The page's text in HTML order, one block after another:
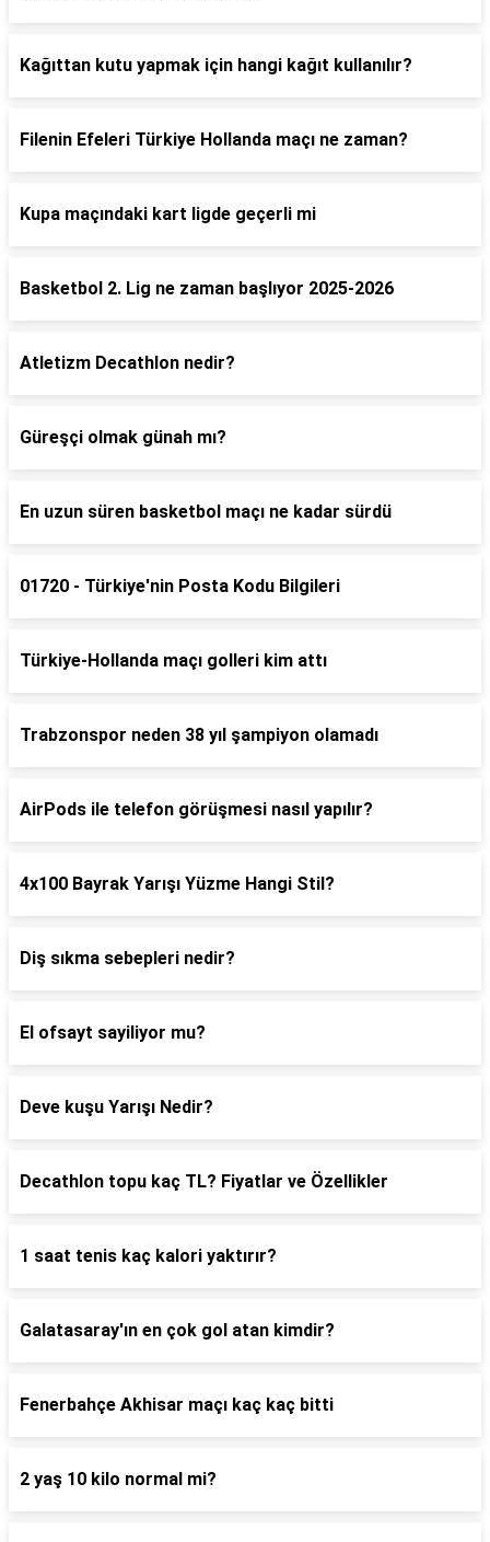
Kağıttan kutu yapmak için hangi kağıt kullanılır?
Filenin Efeleri Türkiye Hollanda maçı ne zaman?
Kupa maçındaki kart ligde geçerli mi
Basketbol 2. Lig ne zaman başlıyor 2025-2026
Atletizm Decathlon nedir?
Güreşçi olmak günah mı?
En uzun süren basketbol maçı ne kadar sürdü
01720 - Türkiye'nin Posta Kodu Bilgileri
Türkiye-Hollanda maçı golleri kim attı
Trabzonspor neden 38 yıl şampiyon olamadı
AirPods ile telefon görüşmesi nasıl yapılır?
4x100 Bayrak Yarışı Yüzme Hangi Stil?
Diş sıkma sebepleri nedir?
El ofsayt sayiliyor mu?
Deve kuşu Yarışı Nedir?
Decathlon topu kaç TL? Fiyatlar ve Özellikler
1 saat tenis kaç kalori yaktırır?
Galatasaray'ın en çok gol atan kimdir?
Fenerbahçe Akhisar maçı kaç kaç bitti
2 yaş 10 kilo normal mi?